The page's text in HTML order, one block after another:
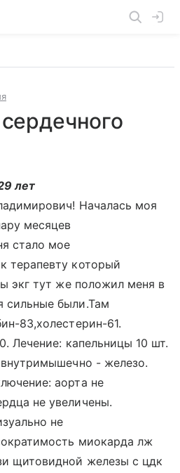
лет
Началась моя
месяцев
стало мое
терапевту который
экг тут же положил меня в
сильные были.Там
83,холестерин-61.
Лечение: капельницы 10 шт.
- железо.
аорта не
не увеличены.
не
миокарда лж
щитовидной железы с цдк